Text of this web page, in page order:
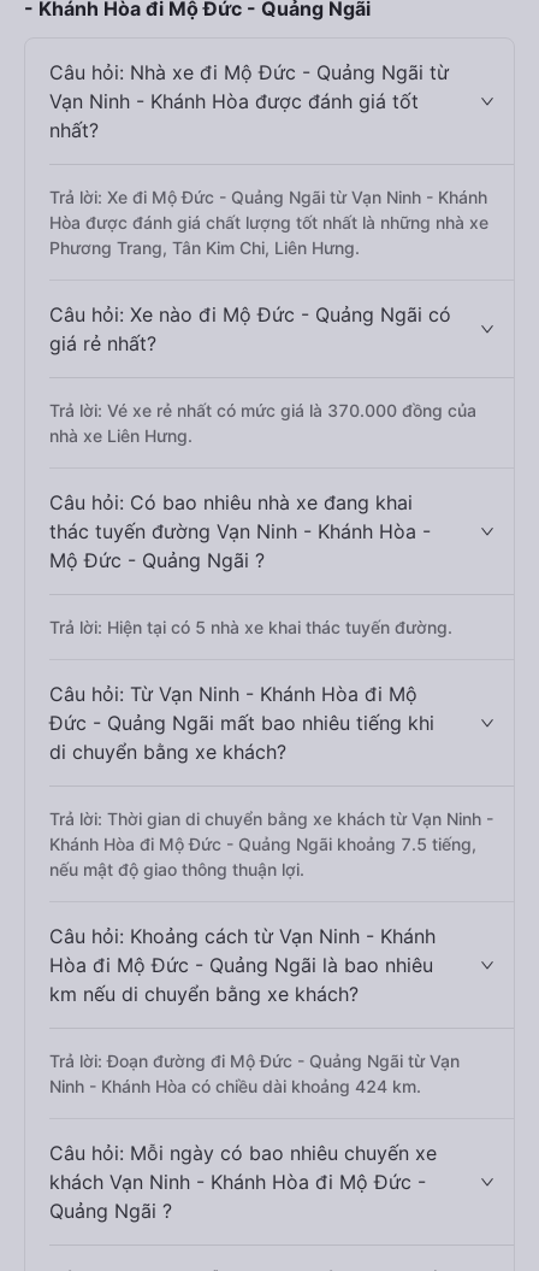
- Khánh Hòa đi Mộ Đức - Quảng Ngãi
Câu hỏi: Nhà xe đi Mộ Đức - Quảng Ngãi từ
Vạn Ninh - Khánh Hòa được đánh giá tốt
nhất?
Trả lời: Xe đi Mộ Đức - Quảng Ngãi từ Vạn Ninh - Khánh
Hòa được đánh giá chất lượng tốt nhất là những nhà xe
Phương Trang, Tân Kim Chi, Liên Hưng.
Câu hỏi: Xe nào đi Mộ Đức - Quảng Ngãi có
giá rẻ nhất?
Trả lời: Vé xe rẻ nhất có mức giá là 370.000 đồng của
nhà xe Liên Hưng.
Câu hỏi: Có bao nhiêu nhà xe đang khai
thác tuyến đường Vạn Ninh - Khánh Hòa -
Mộ Đức - Quảng Ngãi ?
Trả lời: Hiện tại có 5 nhà xe khai thác tuyến đường.
Câu hỏi: Từ Vạn Ninh - Khánh Hòa đi Mộ
Đức - Quảng Ngãi mất bao nhiêu tiếng khi
di chuyển bằng xe khách?
Trả lời: Thời gian di chuyển bằng xe khách từ Vạn Ninh -
Khánh Hòa đi Mộ Đức - Quảng Ngãi khoảng 7.5 tiếng,
nếu mật độ giao thông thuận lợi.
Câu hỏi: Khoảng cách từ Vạn Ninh - Khánh
Hòa đi Mộ Đức - Quảng Ngãi là bao nhiêu
km nếu di chuyển bằng xe khách?
Trả lời: Đoạn đường đi Mộ Đức - Quảng Ngãi từ Vạn
Ninh - Khánh Hòa có chiều dài khoảng 424 km.
Câu hỏi: Mỗi ngày có bao nhiêu chuyến xe
khách Vạn Ninh - Khánh Hòa đi Mộ Đức -
Quảng Ngãi ?